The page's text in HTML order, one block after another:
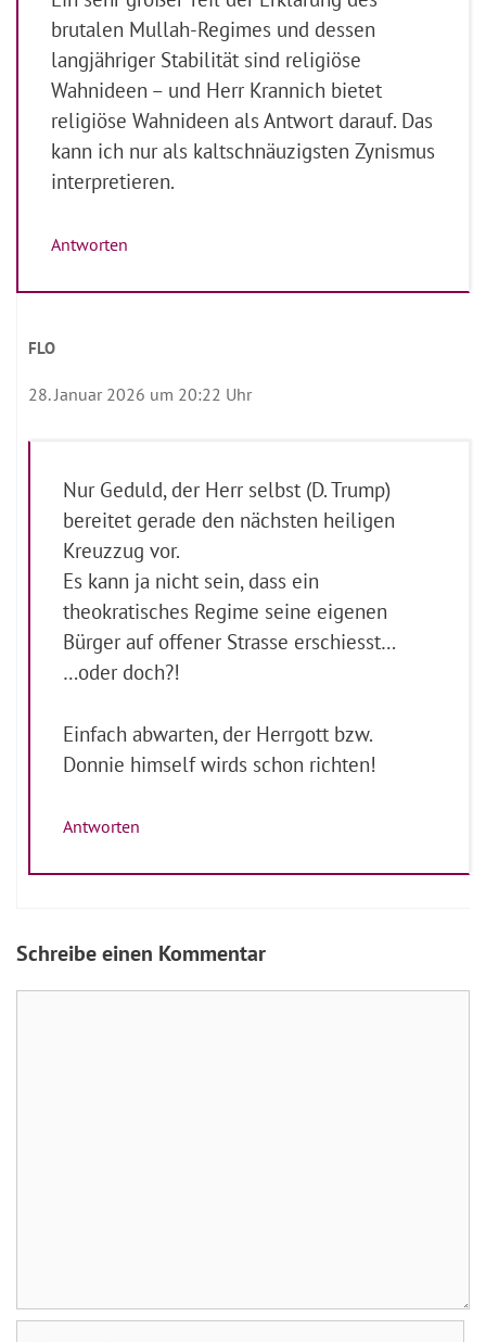
brutalen Mullah-Regimes und dessen
langjähriger Stabilität sind religiöse
Wahnideen – und Herr Krannich bietet
religiöse Wahnideen als Antwort darauf. Das
kann ich nur als kaltschnäuzigsten Zynismus
interpretieren.
Antworten
FLO
28. Januar 2026 um 20:22 Uhr
Nur Geduld, der Herr selbst (D. Trump)
bereitet gerade den nächsten heiligen
Kreuzzug vor.
Es kann ja nicht sein, dass ein
theokratisches Regime seine eigenen
Bürger auf offener Strasse erschiesst…
…oder doch?!
Einfach abwarten, der Herrgott bzw.
Donnie himself wirds schon richten!
Antworten
Schreibe einen Kommentar